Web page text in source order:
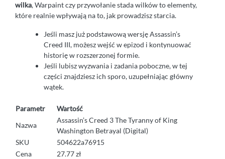
wilka, Warpaint czy przywołanie stada wilków to elementy,
które realnie wpływają na to, jak prowadzisz starcia.
Jeśli masz już podstawową wersję Assassin’s
Creed III, możesz wejść w epizod i kontynuować
historię w rozszerzonej formie.
Jeśli lubisz wyzwania i zadania poboczne, w tej
części znajdziesz ich sporo, uzupełniając główny
wątek.
Parametr
Wartość
Nazwa
Assassin’s Creed 3 The Tyranny of King
Washington Betrayal (Digital)
SKU
504622a76915
Cena
27.77 zł